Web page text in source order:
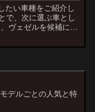
たい車種をご紹介し
で、次に選ぶ車とし
ヴェゼルを候補に挙
デルごとの人気と特